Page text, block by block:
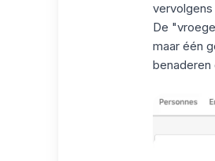
De
maar één
benaderen